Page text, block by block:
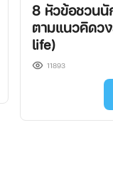
8 หัวข้อชวนนั
ตามแนวคิดว
life)
11893